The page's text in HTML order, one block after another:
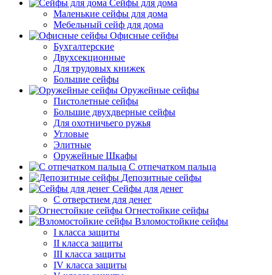
Сейфы для дома
Маленькие сейфы для дома
Мебельный сейф для дома
Офисные сейфы
Бухгалтерские
Двухсекционные
Для трудовых книжек
Большие сейфы
Оружейные сейфы
Пистолетные сейфы
Большие двухдверные сейфы
Для охотничьего ружья
Угловые
Элитные
Оружейные Шкафы
С отпечатком пальца
Депозитные сейфы
Сейфы для денег
С отверстием для денег
Огнестойкие сейфы
Взломостойкие сейфы
I класса защиты
II класса защиты
III класса защиты
IV класса защиты